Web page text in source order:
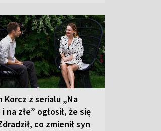
Korcz z serialu „Na
na złe” ogłosił, że się
co zmienił syn